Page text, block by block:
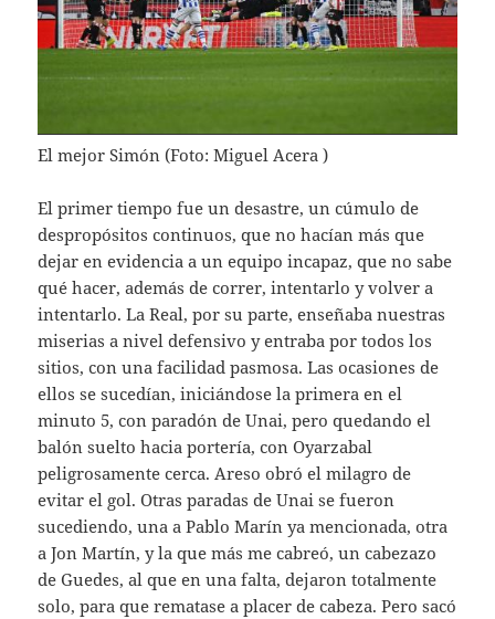
El mejor Simón (Foto: Miguel Acera )
El primer tiempo fue un desastre, un cúmulo de
despropósitos continuos, que no hacían más que
dejar en evidencia a un equipo incapaz, que no sabe
qué hacer, además de correr, intentarlo y volver a
intentarlo. La Real, por su parte, enseñaba nuestras
miserias a nivel defensivo y entraba por todos los
sitios, con una facilidad pasmosa. Las ocasiones de
ellos se sucedían, iniciándose la primera en el
minuto 5, con paradón de Unai, pero quedando el
balón suelto hacia portería, con Oyarzabal
peligrosamente cerca. Areso obró el milagro de
evitar el gol. Otras paradas de Unai se fueron
sucediendo, una a Pablo Marín ya mencionada, otra
a Jon Martín, y la que más me cabreó, un cabezazo
de Guedes, al que en una falta, dejaron totalmente
solo, para que rematase a placer de cabeza. Pero sacó